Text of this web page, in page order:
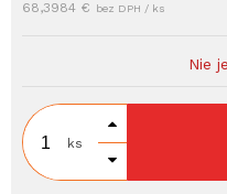
68,3984 € bez DPH / ks
Nie
ks